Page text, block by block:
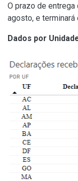
O prazo de entrega
agosto, e
Dados por